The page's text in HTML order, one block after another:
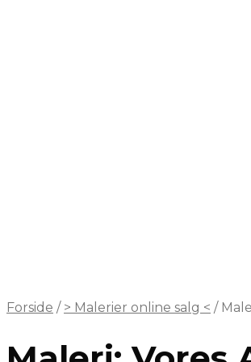
Forside / > Malerier online salg < /